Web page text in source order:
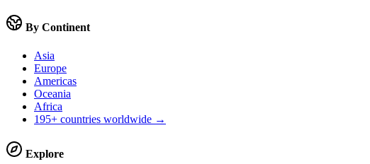
By Continent
Asia
Europe
Americas
Oceania
Africa
195+ countries worldwide →
Explore